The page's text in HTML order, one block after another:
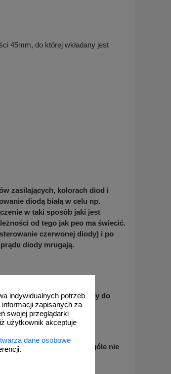
indywidualnych potrzeb
zapisanych za
swojej przeglądarki
użytkownik akceptuje
dane osobowe
45mm, do której wkładany jest
zasilających, kolorach diod i
diodą białą w celu np.
w taki sposób jaki jest
od tego jak peo ma świecić.
czerwonej diody) i po
diody mrugają.
W razie pytań zapraszamy do
to peo z kablami wogóle nie